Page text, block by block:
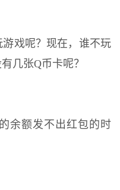
戏呢？现在，谁不玩
几张Q币卡呢？
额发不出红包的时